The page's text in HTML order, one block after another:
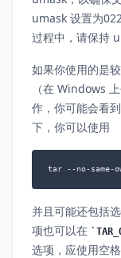
umask 设置为
过程中，请保持
如果你使用的是
（在 Windows
作，你可能会看
下，你可以使用
tar --no-same-
并且可能还包括
项也可以在
选项，应使用空格